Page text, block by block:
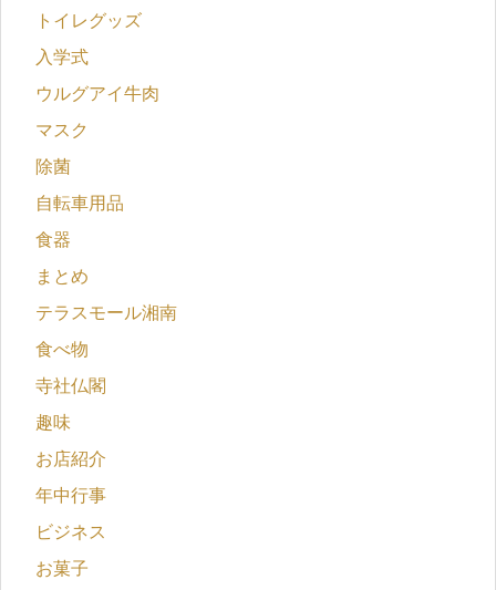
トイレグッズ
入学式
ウルグアイ牛肉
マスク
除菌
自転車用品
食器
まとめ
テラスモール湘南
食べ物
寺社仏閣
趣味
お店紹介
年中行事
ビジネス
お菓子